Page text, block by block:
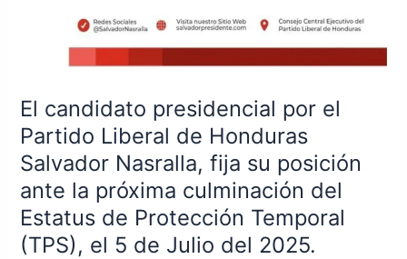
El candidato presidencial por el
Partido Liberal de Honduras
Salvador Nasralla, fija su posición
ante la próxima culminación del
Estatus de Protección Temporal
(TPS), el 5 de Julio del 2025.
Protección
Temporal
5
de
Julio
2025.